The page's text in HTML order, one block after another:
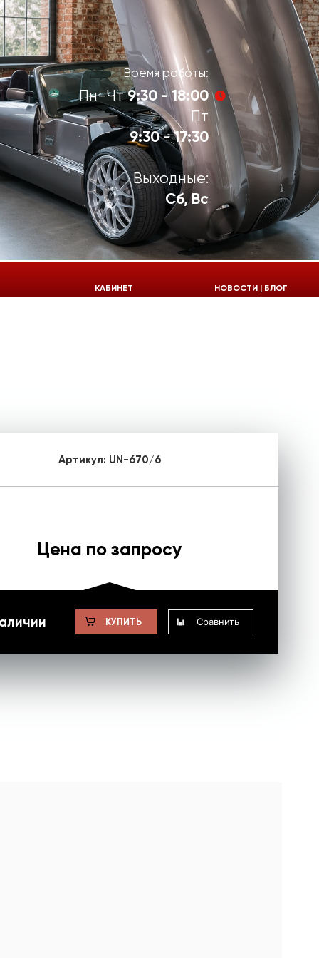
Время работы:
Пн-Чт9:30 - 18:00
Пт
9:30 - 17:30
Выходные:
Сб, Вс
924-55-33КАБИНЕТ НОВОСТИ | БЛОГ
Артикул: UN-670/6
Цена по запросу
КУПИТЬ Сравнить